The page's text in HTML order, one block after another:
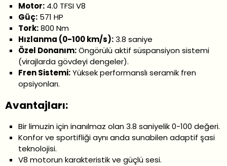
Motor: 4.0 TFSI V8
Güç: 571 HP
Tork:800 Nm
Hızlanma (0-100 km/s):3.8 saniye
Özel Donanım:Öngörülü aktif süspansiyon sistemi
(virajlarda gövdeyi dengeler).
Fren Sistemi:Yüksek performanslı seramik fren
opsiyonları.
Avantajları:
Bir limuzin için inanılmaz olan 3.8 saniyelik 0-100 değeri.
Konfor ve sportifliği aynı anda sunabilen adaptif şasi
teknolojisi.
V8 motorun karakteristik ve güçlü sesi.